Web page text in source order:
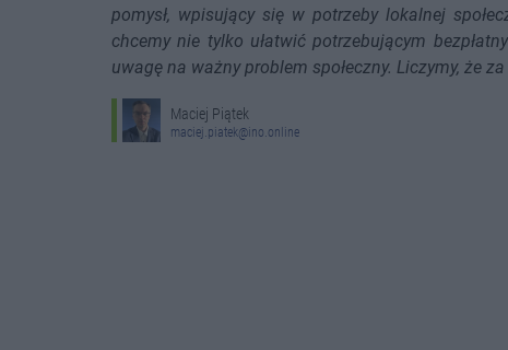
pomysł, wpisujący się w potrzeby lokalnej
chcemy nie tylko ułatwić potrzebującym
uwagę na ważny problem społeczny. Liczymy, że
Maciej Piątek
maciej.piatek@ino.online